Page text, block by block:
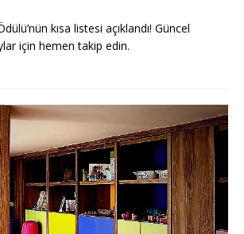
kısa listesi açıklandı! Güncel
için hemen takip edin.